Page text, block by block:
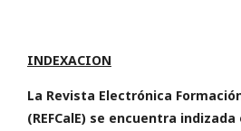
INDEXACION
La Revista Electrónica
(REFCalE) se encuentra